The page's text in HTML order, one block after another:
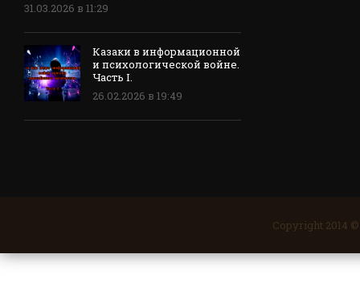
31.03.2026 в 11:29
Казаки в информационной
и психологической войне.
Часть I.
26.02.2026 в 19:49
Copyright 2014